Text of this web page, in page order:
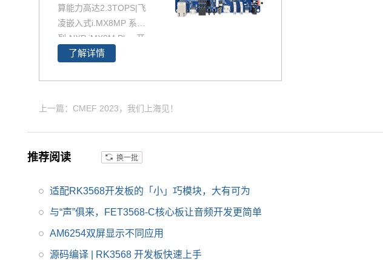
算能力高达2.3TOPS|飞
凌嵌入式i.MX8MP 系
列-NXP iMX8M Plus 开
发板 基于高性能低功耗
设计，支持多种多种高
开发板内置NPU，AI计
理器（ISP），是一款
操作系统的iMX8MP开
了解详情
上一篇：CMEF 2023，我们上海见！
推荐阅读 换一批
适配RK3568开发板的「小」巧模块，大有可为
与“声”俱来，FET3568-C核心板让音频开发更简单
AM6254双屏显示不同应用
源码编译 | RK3568 开发板快速上手